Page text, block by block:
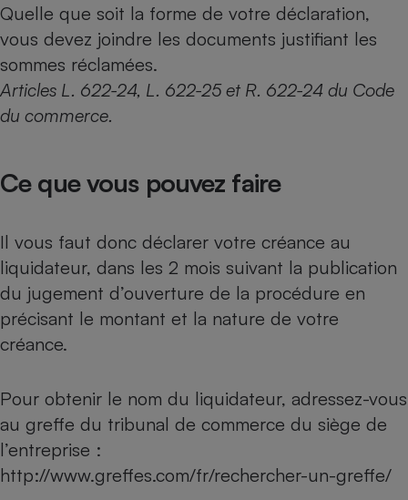
Quelle que soit la forme de votre déclaration,
vous devez joindre les documents justifiant les
sommes réclamées.
Articles L. 622-24, L. 622-25 et R. 622-24 du Code
du commerce.
Ce que vous pouvez faire
Il vous faut donc déclarer votre créance au
liquidateur, dans les 2 mois suivant la publication
du jugement d’ouverture de la procédure en
précisant le montant et la nature de votre
créance.
Pour obtenir le nom du liquidateur, adressez-vous
au greffe du tribunal de commerce du siège de
l’entreprise :
http://www.greffes.com/fr/rechercher-un-greffe/